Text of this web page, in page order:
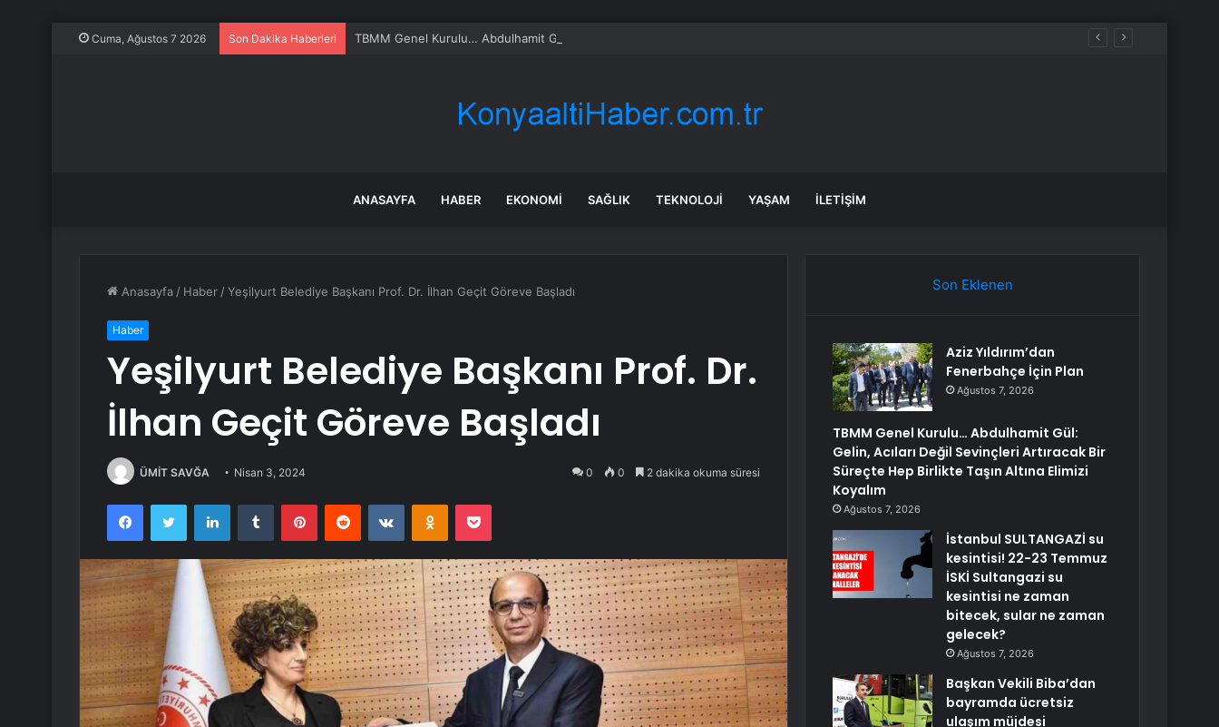
Cuma, Ağustos 7 2026 Son Dakika Haberleri TBMM Genel Kurulu… Abdulhamit Gül: Gelin, Acıları Değil Sevinçleri Artıracak Bir Süreçte Hep Birlikte Taşın Altına Elimizi Koyalım
ANASAYFA HABER EKONOMI SAĞLIK TEKNOLOJI YAŞAM İLETIŞIM
Anasayfa / Haber /Yeşilyurt Belediye Başkanı Prof. Dr. İlhan Geçit Göreve Başladı
Haber
Yeşilyurt Belediye Başkanı Prof. Dr.
İlhan Geçit Göreve Başladı
ÜMİT SAVĞA Nisan 3, 2024 0 0 2 dakika okuma süresi
FacebookTwitter LinkedInTumblr PinterestReddit VKontakteOdnoklassniki
Pocket
Son Eklenen
Aziz Yıldırım’dan
Fenerbahçe İçin Plan
Ağustos 7, 2026
TBMM Genel Kurulu… Abdulhamit Gül:
Gelin, Acıları Değil Sevinçleri Artıracak Bir
Süreçte Hep Birlikte Taşın Altına Elimizi
Koyalım
Ağustos 7, 2026
İstanbul SULTANGAZİ su
kesintisi! 22-23 Temmuz
İSKİ Sultangazi su
kesintisi ne zaman
bitecek, sular ne zaman
gelecek?
Ağustos 7, 2026
Başkan Vekili Biba’dan
bayramda ücretsiz
ulaşım müjdesi